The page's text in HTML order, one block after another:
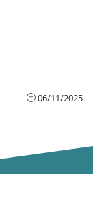
06/11/2025